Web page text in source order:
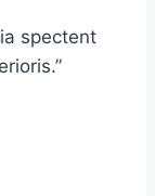
spectent